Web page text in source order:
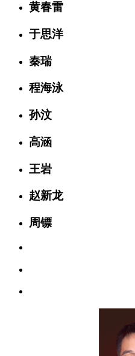
黄春雷
于思洋
秦瑞
程海泳
孙汶
高涵
王岩
赵新龙
周镖